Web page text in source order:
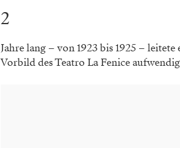
2
Jahre lang – von 1923 bis 1925 –
Vorbild des Teatro La Fenice